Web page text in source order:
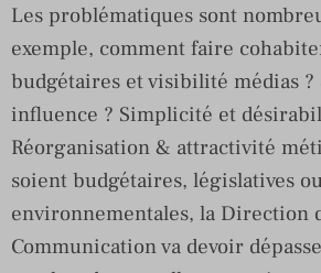
Les problématiques sont
exemple, comment faire
budgétaires et visibilité médias ?
influence ? Simplicité et
Réorganisation & attractivité
soient budgétaires, législatives
environnementales, la Direction
Communication va devoir